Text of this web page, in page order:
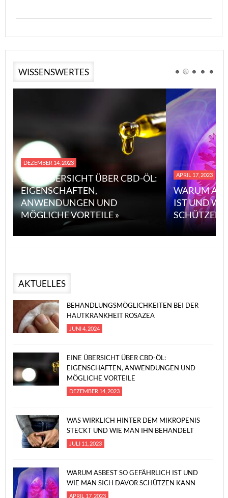
WISSENSWERTES
DEZEMBER 14, 2023
EINE ÜBERSICHT ÜBER CBD-ÖL:
EIGENSCHAFTEN,
ANWENDUNGEN UND
MÖGLICHE VORTEILE »
APRIL 17, 2023
WARUM
IST UND
SCHÜTZEN
AKTUELLES
BEHANDLUNGSMÖGLICHKEITEN BEI DER
HAUTKRANKHEIT ROSAZEA
JUNI 4, 2024
EINE ÜBERSICHT ÜBER CBD-ÖL:
EIGENSCHAFTEN, ANWENDUNGEN UND
MÖGLICHE VORTEILE
DEZEMBER 14, 2023
WAS WIRKLICH HINTER DEM MIKROPENIS
STECKT UND WIE MAN IHN BEHANDELT
JULI 11, 2023
WARUM ASBEST SO GEFÄHRLICH IST UND
WIE MAN SICH DAVOR SCHÜTZEN KANN
APRIL 17, 2023